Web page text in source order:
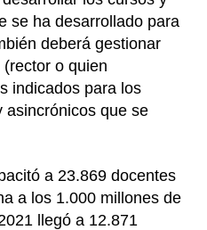
se ha desarrollado para
deberá gestionar
o quien
indicados para los
asincrónicos que se
a 23.869 docentes
a los 1.000 millones de
llegó a 12.871